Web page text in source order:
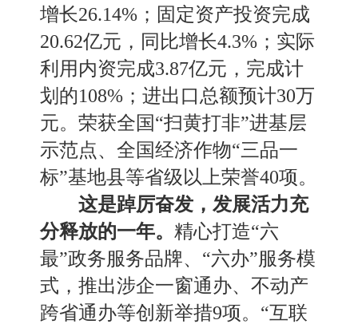
增长26.14%；固定资产投资完成
20.62亿元，同比增长4.3%；实际
利用内资完成3.87亿元，完成计
划的108%；进出口总额预计30万
元。 荣获全国“扫黄打非”进基层
示范点、 全国经济作物“三品一
标”基地县等省级以上荣誉40项。
这是踔厉奋发，发展活力充
分释放的一年。 精心打造“六
最”政务服务品牌、 “六办”服务模
式，推出涉企一窗通办、 不动产
跨省通办等创新举措9项。“互联